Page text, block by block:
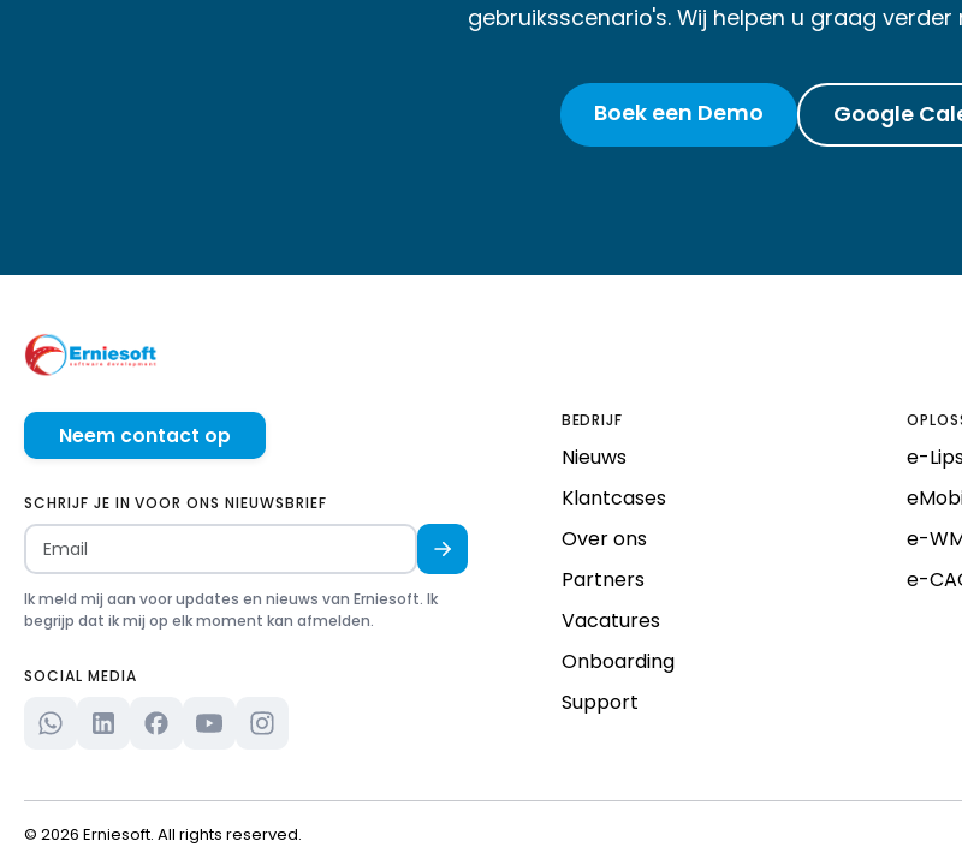
gebruiksscenario's. Wij helpen u graag
Boek een Demo Google
Neem contact op
SCHRIJF JE IN VOOR ONS NIEUWSBRIEF
Ik meld mij aan voor updates en nieuws van Erniesoft. Ik
begrijp dat ik mij op elk moment kan afmelden.
SOCIAL MEDIA
BEDRIJF
Nieuws
Klantcases
Over ons
Partners
Vacatures
Onboarding
Support
e-
e-
e-
© 2026 Erniesoft. All rights reserved.